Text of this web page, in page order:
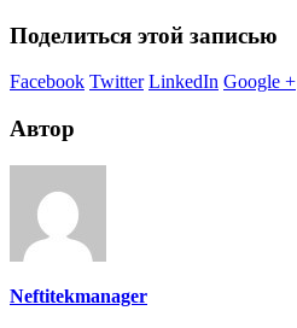
Поделиться этой записью
Facebook Twitter LinkedIn Google +
Автор
Neftitekmanager